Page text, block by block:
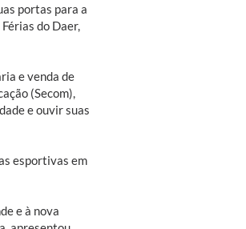
portas para a
do Daer,
e venda de
(Secom),
e ouvir suas
esportivas em
e à nova